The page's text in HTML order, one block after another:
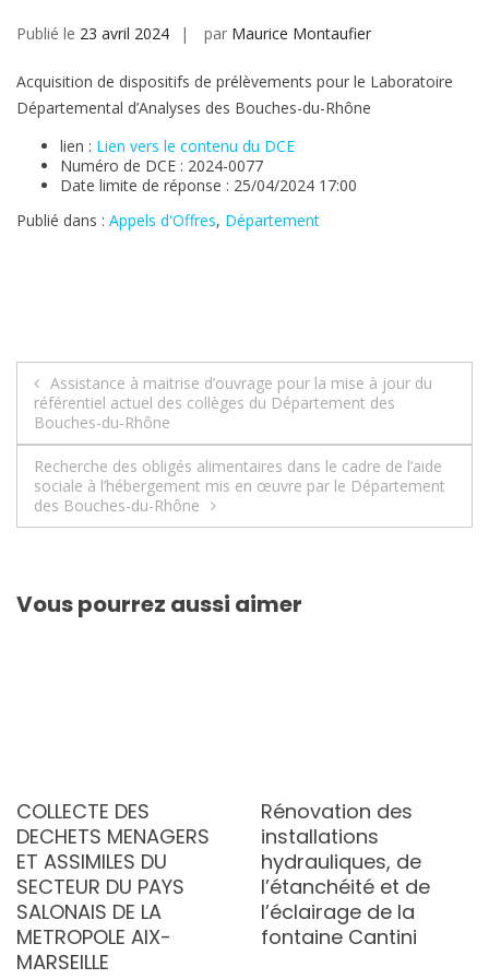
Publié le 23 avril 2024 par Maurice Montaufier
Acquisition de dispositifs de prélèvements pour le Laboratoire
Départemental d’Analyses des Bouches-du-Rhône
lien : Lien vers le contenu du DCE
Numéro de DCE : 2024-0077
Date limite de réponse : 25/04/2024 17:00
Publié dans : Appels d'Offres, Département
Navigation
de
l’article
Assistance à maitrise d’ouvrage pour la mise à jour du
référentiel actuel des collèges du Département des
Bouches-du-Rhône
Recherche des obligés alimentaires dans le cadre de l’aide
sociale à l’hébergement mis en œuvre par le Département
des Bouches-du-Rhône
Vous pourrez aussi aimer
COLLECTE DES
DECHETS MENAGERS
ET ASSIMILES DU
SECTEUR DU PAYS
SALONAIS DE LA
METROPOLE AIX-
MARSEILLE
Rénovation des
installations
hydrauliques, de
l’étanchéité et de
l’éclairage de la
fontaine Cantini